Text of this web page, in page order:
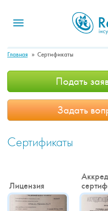
Toggle
Главная Сертификаты
Подать
Задать
Сертификаты
Лицензия